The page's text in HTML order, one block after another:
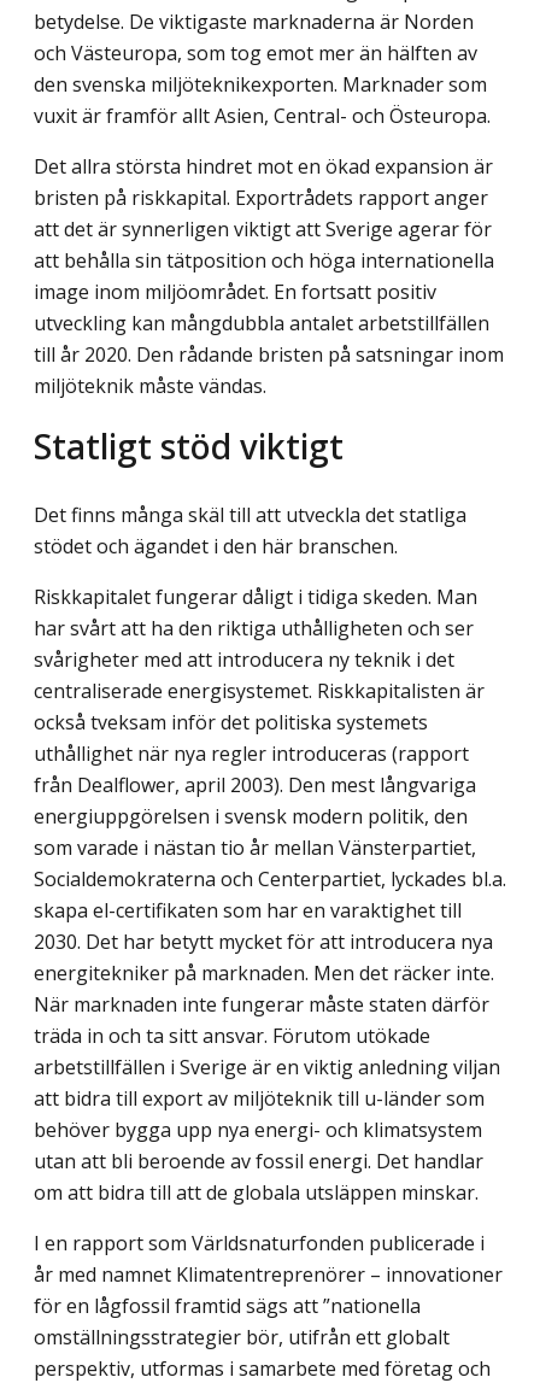
betydelse. De viktigaste marknaderna är Norden
och Västeuropa, som tog emot mer än hälften av
den svenska miljöteknikexporten. Marknader som
vuxit är framför allt Asien, Central- och Östeuropa.
Det allra största hindret mot en ökad expansion är
bristen på riskkapital. Exportrådets rapport anger
att det är synnerligen viktigt att Sverige agerar för
att behålla sin tätposition och höga internationella
image inom miljöområdet. En fortsatt positiv
utveckling kan mångdubbla antalet arbetstillfällen
till år 2020. Den rådande bristen på satsningar inom
miljöteknik måste vändas.
Statligt stöd viktigt
Det finns många skäl till att utveckla det statliga
stödet och ägandet i den här branschen.
Riskkapitalet fungerar dåligt i tidiga skeden. Man
har svårt att ha den riktiga uthålligheten och ser
svårigheter med att introducera ny teknik i det
centraliserade energisystemet. Riskkapitalisten är
också tveksam inför det politiska systemets
uthållighet när nya regler introduceras (rapport
från Dealflower, april 2003). Den mest långvariga
energiuppgörelsen i svensk modern politik, den
som varade i nästan tio år mellan Vänsterpartiet,
Socialdemokraterna och Centerpartiet, lyckades bl.a.
skapa el-certifikaten som har en varaktighet till
2030. Det har betytt mycket för att introducera nya
energitekniker på marknaden. Men det räcker inte.
När marknaden inte fungerar måste staten därför
träda in och ta sitt ansvar. Förutom utökade
arbetstillfällen i Sverige är en viktig anledning viljan
att bidra till export av miljöteknik till u-länder som
behöver bygga upp nya energi- och klimatsystem
utan att bli beroende av fossil energi. Det handlar
om att bidra till att de globala utsläppen minskar.
I en rapport som Världsnaturfonden publicerade i
år med namnet Klimatentreprenörer – innovationer
för en lågfossil framtid sägs att ”nationella
omställningsstrategier bör, utifrån ett globalt
perspektiv, utformas i samarbete med företag och